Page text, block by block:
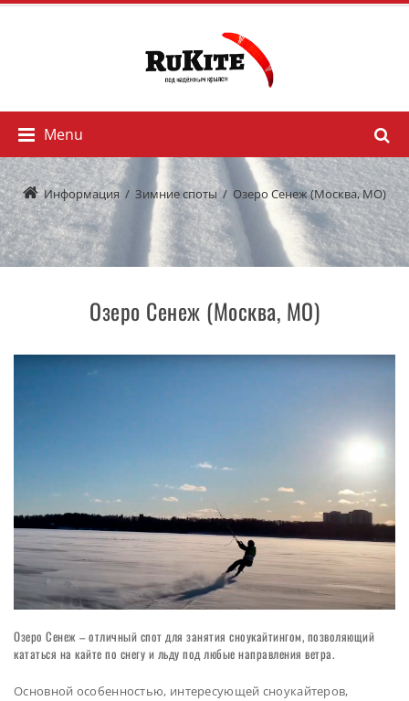
Menu
Информация/ Зимние споты/ Озеро Сенеж (Москва, МО)
Озеро Сенеж (Москва, МО)
Озеро Сенеж – отличный спот для занятия сноукайтингом, позволяющий
кататься на кайте по снегу и льду под любые направления ветра.
Основной особенностью, интересующей сноукайтеров,